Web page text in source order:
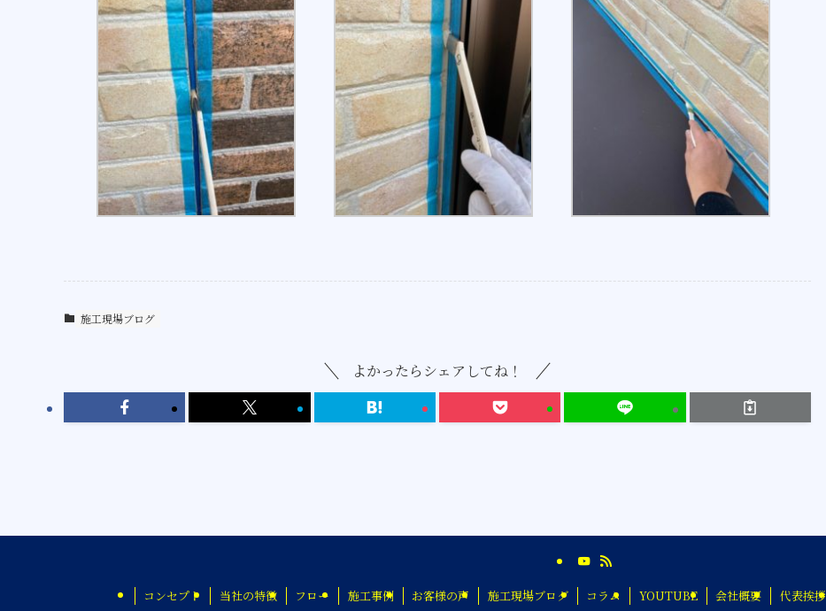
施工現場ブログ
よかったらシェアしてね！
コンセプト 当社の特徴 フロー 施工事例 お客様の声 施工現場ブログ コラム YOUTUBE 会社概要 代表挨拶